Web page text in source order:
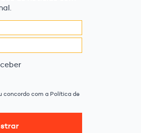
concordo com a Política de